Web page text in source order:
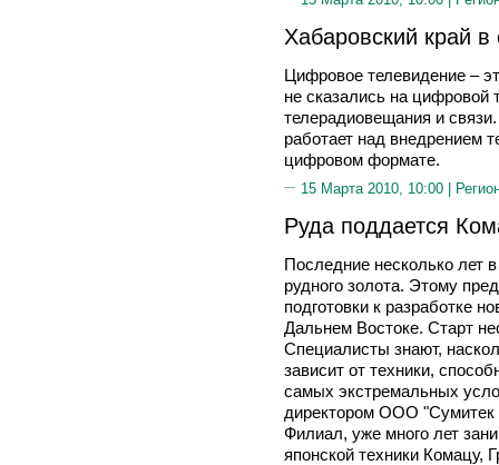
Хабаровский край
Цифровое телевидение –
не сказались на цифровой
телерадиовещания и
работает над внедрением
цифровом формате.
15 Марта 2010, 10:00 |
Руда поддается
Последние несколько лет
рудного золота. Этому
подготовки к разработке
Дальнем Востоке. Старт
Специалисты знают,
зависит от техники,
самых экстремальных
директором ООО "Сумитек
Филиал, уже много лет
японской техники